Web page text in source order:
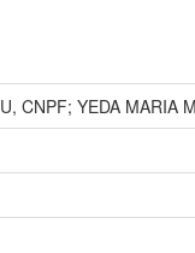
CNPF; YEDA MARIA